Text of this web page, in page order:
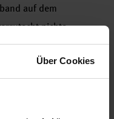
Über Cookies
auf dem
nichts.